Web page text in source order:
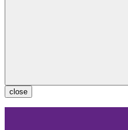
close